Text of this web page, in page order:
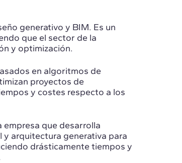
generativo y BIM. Es un
que el sector de la
y optimización.
​​en algoritmos de
proyectos de
y costes respecto a los
empresa que desarrolla
arquitectura generativa para
drásticamente tiempos y